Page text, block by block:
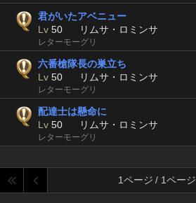
君がいたアベニュー
Lv 50 リムサ・ロミンサ
レターモーグリ
六番槍隊長の巣立ち
Lv 50 リムサ・ロミンサ
レターモーグリ
配達士は懸命に
Lv 50 リムサ・ロミンサ
レターモーグリ
1ページ / 1ページ